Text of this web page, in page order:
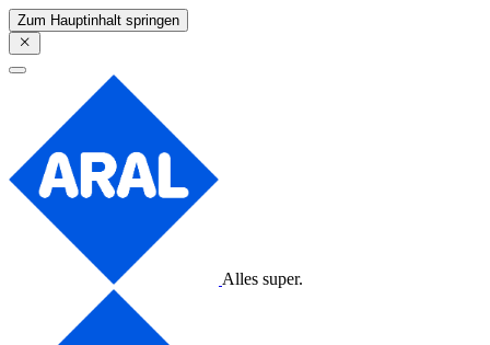
Zum Hauptinhalt springen
Alles super.